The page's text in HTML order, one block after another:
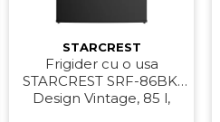
Calorifere electrice
Climatizare
Purificatoare
Aparate & Accesorii ingrijire
STARCREST
Frigider cu o usa
STARCREST SRF-86BK,
Design Vintage, 85 l,